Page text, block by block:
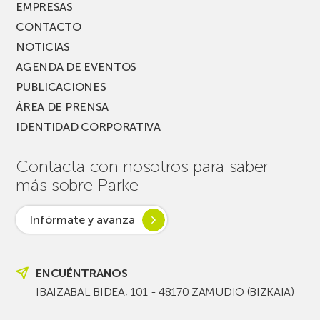
EMPRESAS
CONTACTO
NOTICIAS
AGENDA DE EVENTOS
PUBLICACIONES
ÁREA DE PRENSA
IDENTIDAD CORPORATIVA
Contacta con nosotros para saber
más sobre Parke
Infórmate y avanza
ENCUÉNTRANOS
IBAIZABAL BIDEA, 101 - 48170 ZAMUDIO (BIZKAIA)